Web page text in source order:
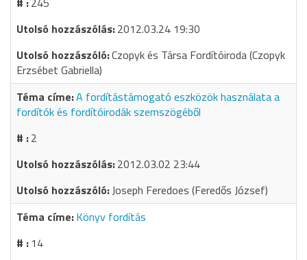
2012.03.24 19:30
Czopyk és Társa Fordítóiroda (Czopyk
Erzsébet Gabriella)
A fordítástámogató eszközök használata a
fordítók és fordítóirodák szemszögéből
2
2012.03.02 23:44
Joseph Feredoes (Feredős József)
Könyv fordítás
14